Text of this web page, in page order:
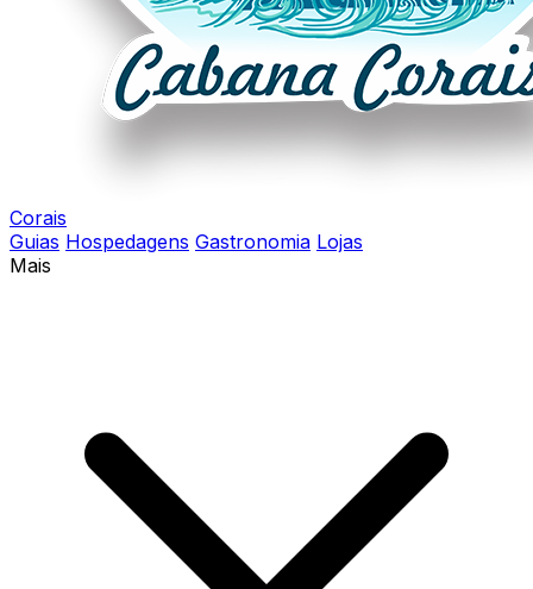
Corais
Guias Hospedagens Gastronomia Lojas
Mais